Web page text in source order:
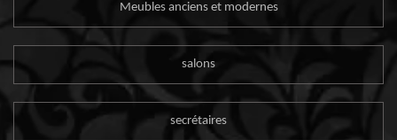
Meubles anciens et modernes
salons
secrétaires